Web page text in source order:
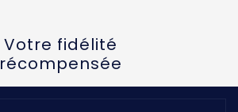
Votre fidélité
récompensée